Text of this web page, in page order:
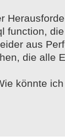
function,
aus
die alle
könnte